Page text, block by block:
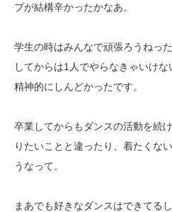
プが結構辛かったかなあ。
学生の時はみんなで頑張ろうねっ
してからは1 人でやらなきゃいけ
精神的にしんどかったです。
卒業してからもダンスの活動を続
りたいことと違ったり、着たくな
うなって。
まあでも好きなダンスはできてる